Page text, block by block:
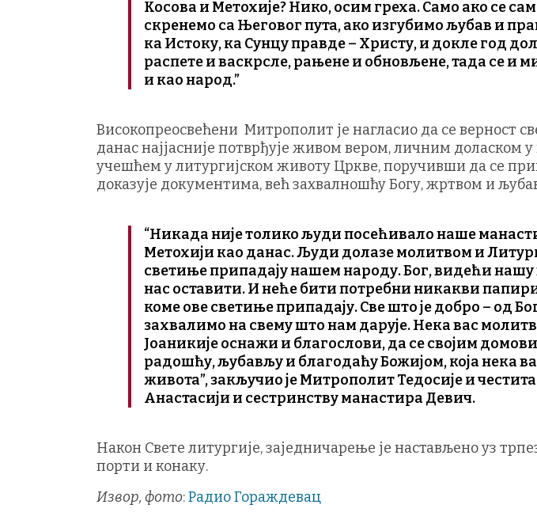
Косова и Метохије? Нико, осим греха. Само ако се
скренемо са Његовог пута, ако изгубимо љубав и
ка Истоку, ка Сунцу правде – Христу, и докле год
распете и васкрсле, рањене и обновљене, тада се и
и као народ.”
Високопреосвећени Митрополит је нагласио да се верност
данас најјасније потврђује живом вером, личним доласком
учешћем у литургијском животу Цркве, поручивши да се
доказује документима, већ захвалношћу Богу, жртвом и
“Никада није толико људи посећивало наше
Метохији као данас. Људи долазе молитвом и
светиње припадају нашем народу. Бог, видећи нашу
нас оставити. И неће бити потребни никакви
коме ове светиње припадају. Све што је добро – од
захвалимо на свему што нам дарује. Нека вас
Јоаникије оснажи и благослови, да се својим
радошћу, љубављу и благодаћу Божијом, која нека
живота”, закључио је Митрополит Тедосије и
Анастасији и сестринству манастира Девич.
Након Свете литургије, заједничарење је настављено уз
порти и конаку.
Извор, фото:Радио Гораждевац